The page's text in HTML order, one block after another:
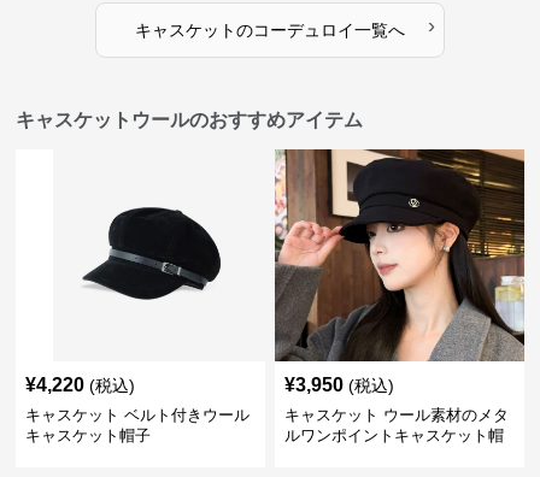
キャスケットのコーデュロイ一覧へ ›
キャスケットウールのおすすめアイテム
¥4,220 (税込)
キャスケット ベルト付きウール
キャスケット帽子
¥3,950 (税込)
キャスケット ウール素材のメタ
ルワンポイントキャスケット帽